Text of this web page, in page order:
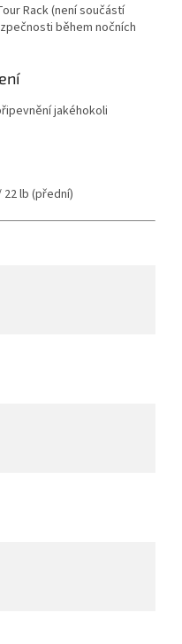
Rack (není součástí
během nočních
jakéhokoli
lb (přední)